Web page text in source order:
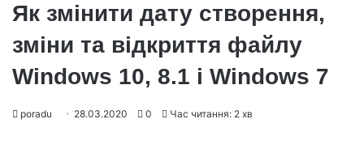
Як змінити дату створення,
зміни та відкриття файлу
Windows 10, 8.1 і Windows 7
poradu 28.03.2020 0 Час читання: 2 хв